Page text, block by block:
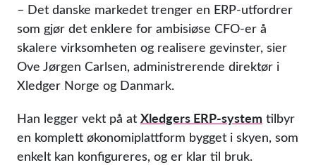
– Det danske markedet trenger en ERP-utfordrer
som gjør det enklere for ambisiøse CFO-er å
skalere virksomheten og realisere gevinster, sier
Ove Jørgen Carlsen, administrerende direktør i
Xledger Norge og Danmark.
Han legger vekt på atXledgers ERP-system tilbyr
en komplett økonomiplattform bygget i skyen, som
enkelt kan konfigureres, og er klar til bruk.